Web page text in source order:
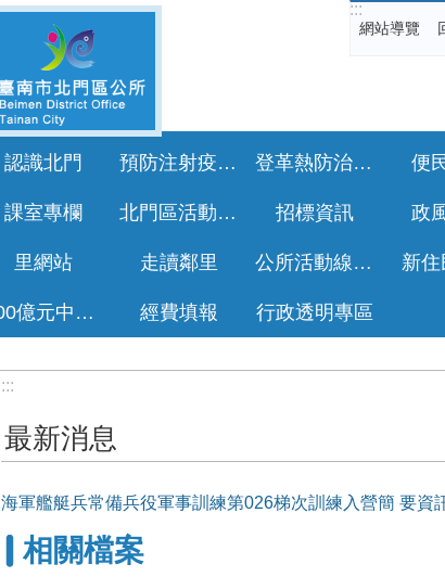
:::
網站導覽
認識北門 預防注射疫苗接種專區 登革熱防治專區 便
課室專欄 北門區活動花絮 招標資訊 政
里網站 走讀鄰里 公所活動線上報名 新住
300億元中央擴大租金補貼專區 經費填報 行政透明專區
:::
最新消息
海軍艦艇兵常備兵役軍事訓練第026梯次訓練入營簡 要資
相關檔案